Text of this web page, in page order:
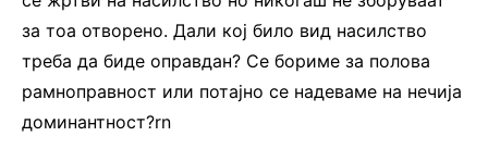
за тоа отворено. Дали кој било вид насилство
треба да биде оправдан? Се бориме за полова
рамноправност или потајно се надеваме на нечија
доминантност?rn